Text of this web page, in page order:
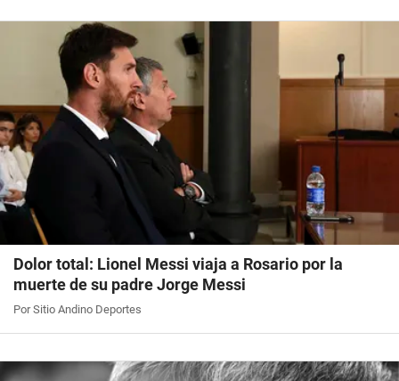
Dolor total: Lionel Messi viaja a Rosario por la
muerte de su padre Jorge Messi
Por Sitio Andino Deportes